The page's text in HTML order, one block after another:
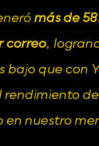
más de
correo,
bajo que con
rendimiento
en nuestro